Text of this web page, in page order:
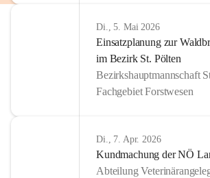
Di., 5. Mai 2026
Einsatzplanung zur
im Bezirk St. Pölten
Bezirkshauptmannschaft
Fachgebiet Forstwesen
Di., 7. Apr. 2026
Kundmachung der NÖ
Abteilung